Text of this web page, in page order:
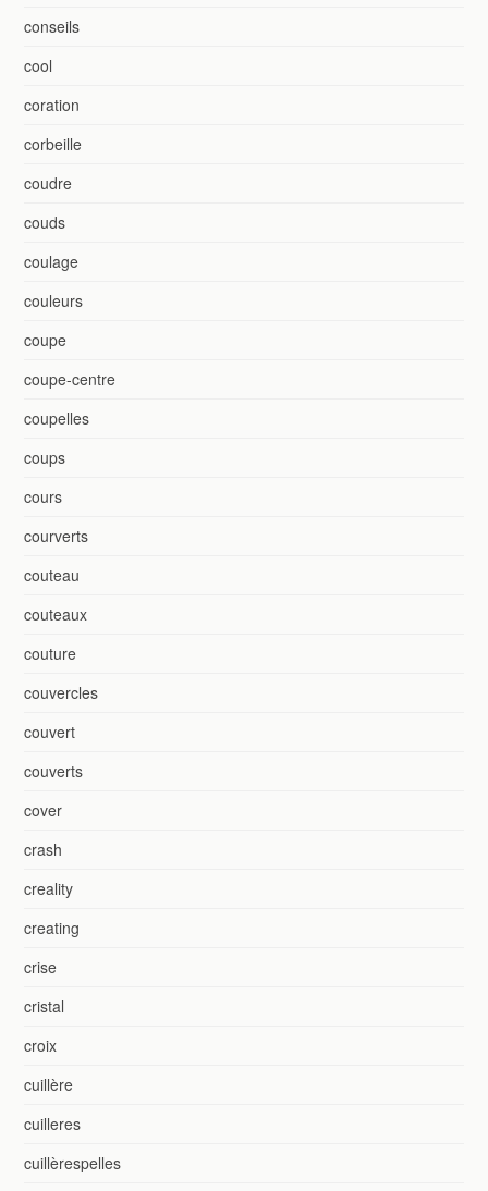
conseils
cool
coration
corbeille
coudre
couds
coulage
couleurs
coupe
coupe-centre
coupelles
coups
cours
courverts
couteau
couteaux
couture
couvercles
couvert
couverts
cover
crash
creality
creating
crise
cristal
croix
cuillère
cuilleres
cuillèrespelles